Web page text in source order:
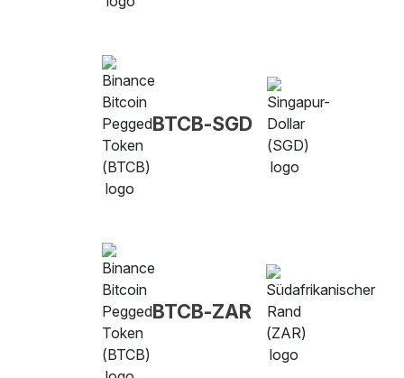
BTCB-SGD
BTCB-ZAR